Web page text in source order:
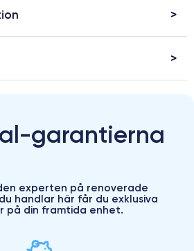
garantierna
experten på renoverade
handlar här får du exklusiva
på din framtida enhet.